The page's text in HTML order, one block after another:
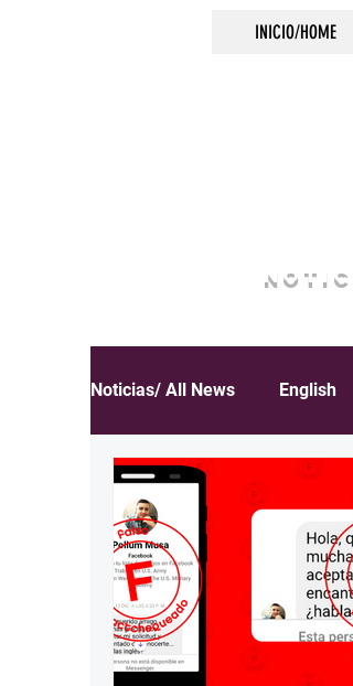
INICIO/HOME
Noticias/ All News English
Español Educación
COVID-19 Política
Desamparados